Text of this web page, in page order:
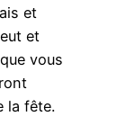
et
et
vous
la fête.